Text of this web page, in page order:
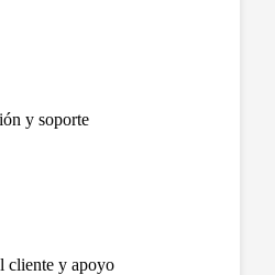
y soporte
cliente y apoyo